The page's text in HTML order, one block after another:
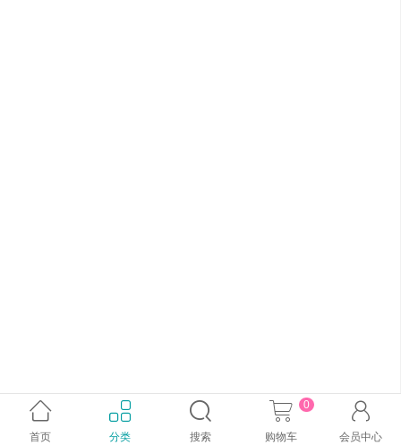

首页

分类

搜索

购物车
0 
会员中心